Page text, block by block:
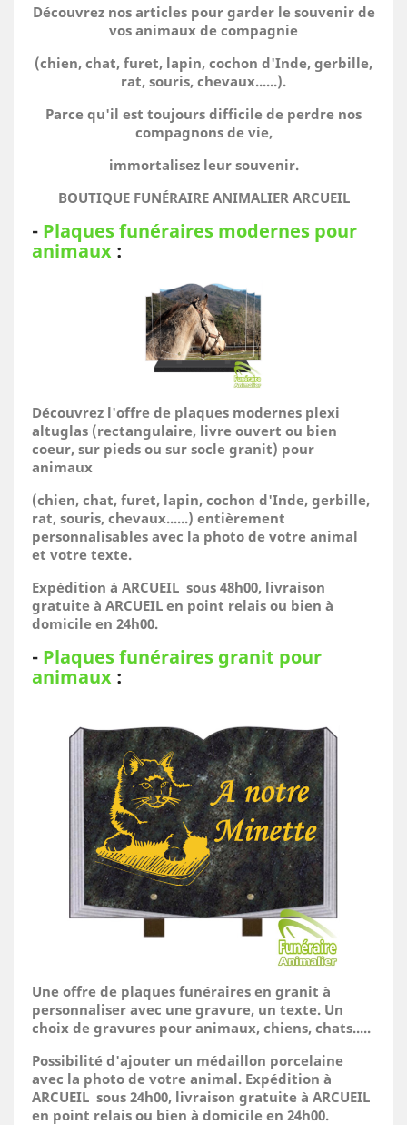
Découvrez nos articles pour garder le souvenir de
vos animaux de compagnie
(chien, chat, furet, lapin, cochon d'Inde, gerbille,
rat, souris, chevaux......).
Parce qu'il est toujours difficile de perdre nos
compagnons de vie,
immortalisez leur souvenir.
BOUTIQUE FUNÉRAIRE ANIMALIER ARCUEIL
- Plaques funéraires modernes pour
animaux :
Découvrez l'offre de plaques modernes plexi
altuglas (rectangulaire, livre ouvert ou bien
coeur, sur pieds ou sur socle granit) pour
animaux
(chien, chat, furet, lapin, cochon d'Inde, gerbille,
rat, souris, chevaux......) entièrement
personnalisables avec la photo de votre animal
et votre texte.
Expédition à ARCUEIL sous 48h00, livraison
gratuite à ARCUEIL en point relais ou bien à
domicile en 24h00.
- Plaques funéraires granit pour
animaux :
Une offre de plaques funéraires en granit à
personnaliser avec une gravure, un texte. Un
choix de gravures pour animaux, chiens, chats.....
Possibilité d'ajouter un médaillon porcelaine
avec la photo de votre animal. Expédition à
ARCUEIL sous 24h00, livraison gratuite à ARCUEIL
en point relais ou bien à domicile en 24h00.